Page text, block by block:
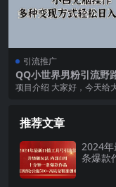
引流推广
QQ小世界男粉引流野
小白无脑操作，多种变
项目介绍 大家好，今天给
推荐文章
2024
条爆款